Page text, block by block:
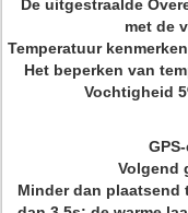
De uitgestraalde
met de
Temperatuur
Het beperken van
Vochtigheid
Volgend
Minder dan plaatsend